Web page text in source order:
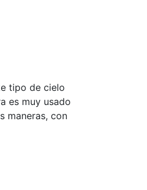
tipo de cielo
es muy usado
maneras, con